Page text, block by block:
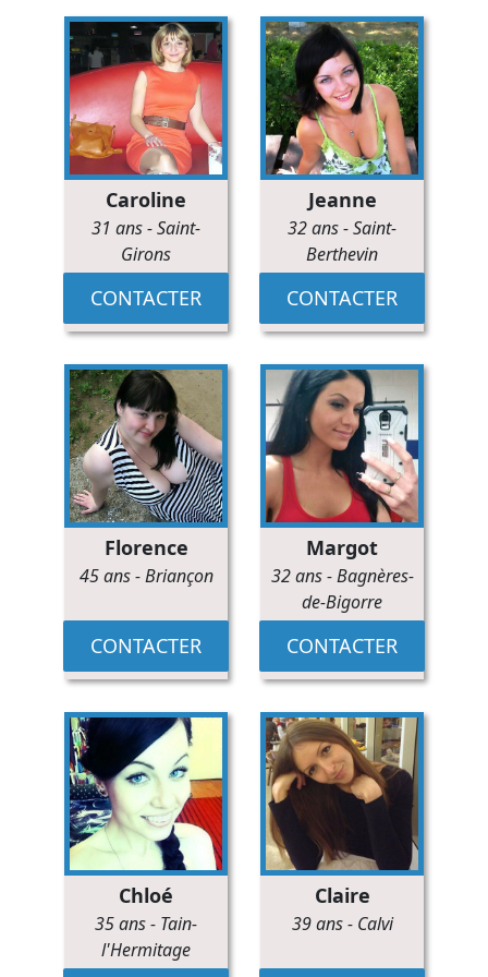
Caroline
31 ans-Saint-
Girons
CONTACTER
Jeanne
32 ans-Saint-
Berthevin
CONTACTER
Florence
45 ans-Briançon
CONTACTER
Margot
32 ans-Bagnères-
de-Bigorre
CONTACTER
Chloé
35 ans- Tain-
l'Hermitage
Claire
39 ans- Calvi